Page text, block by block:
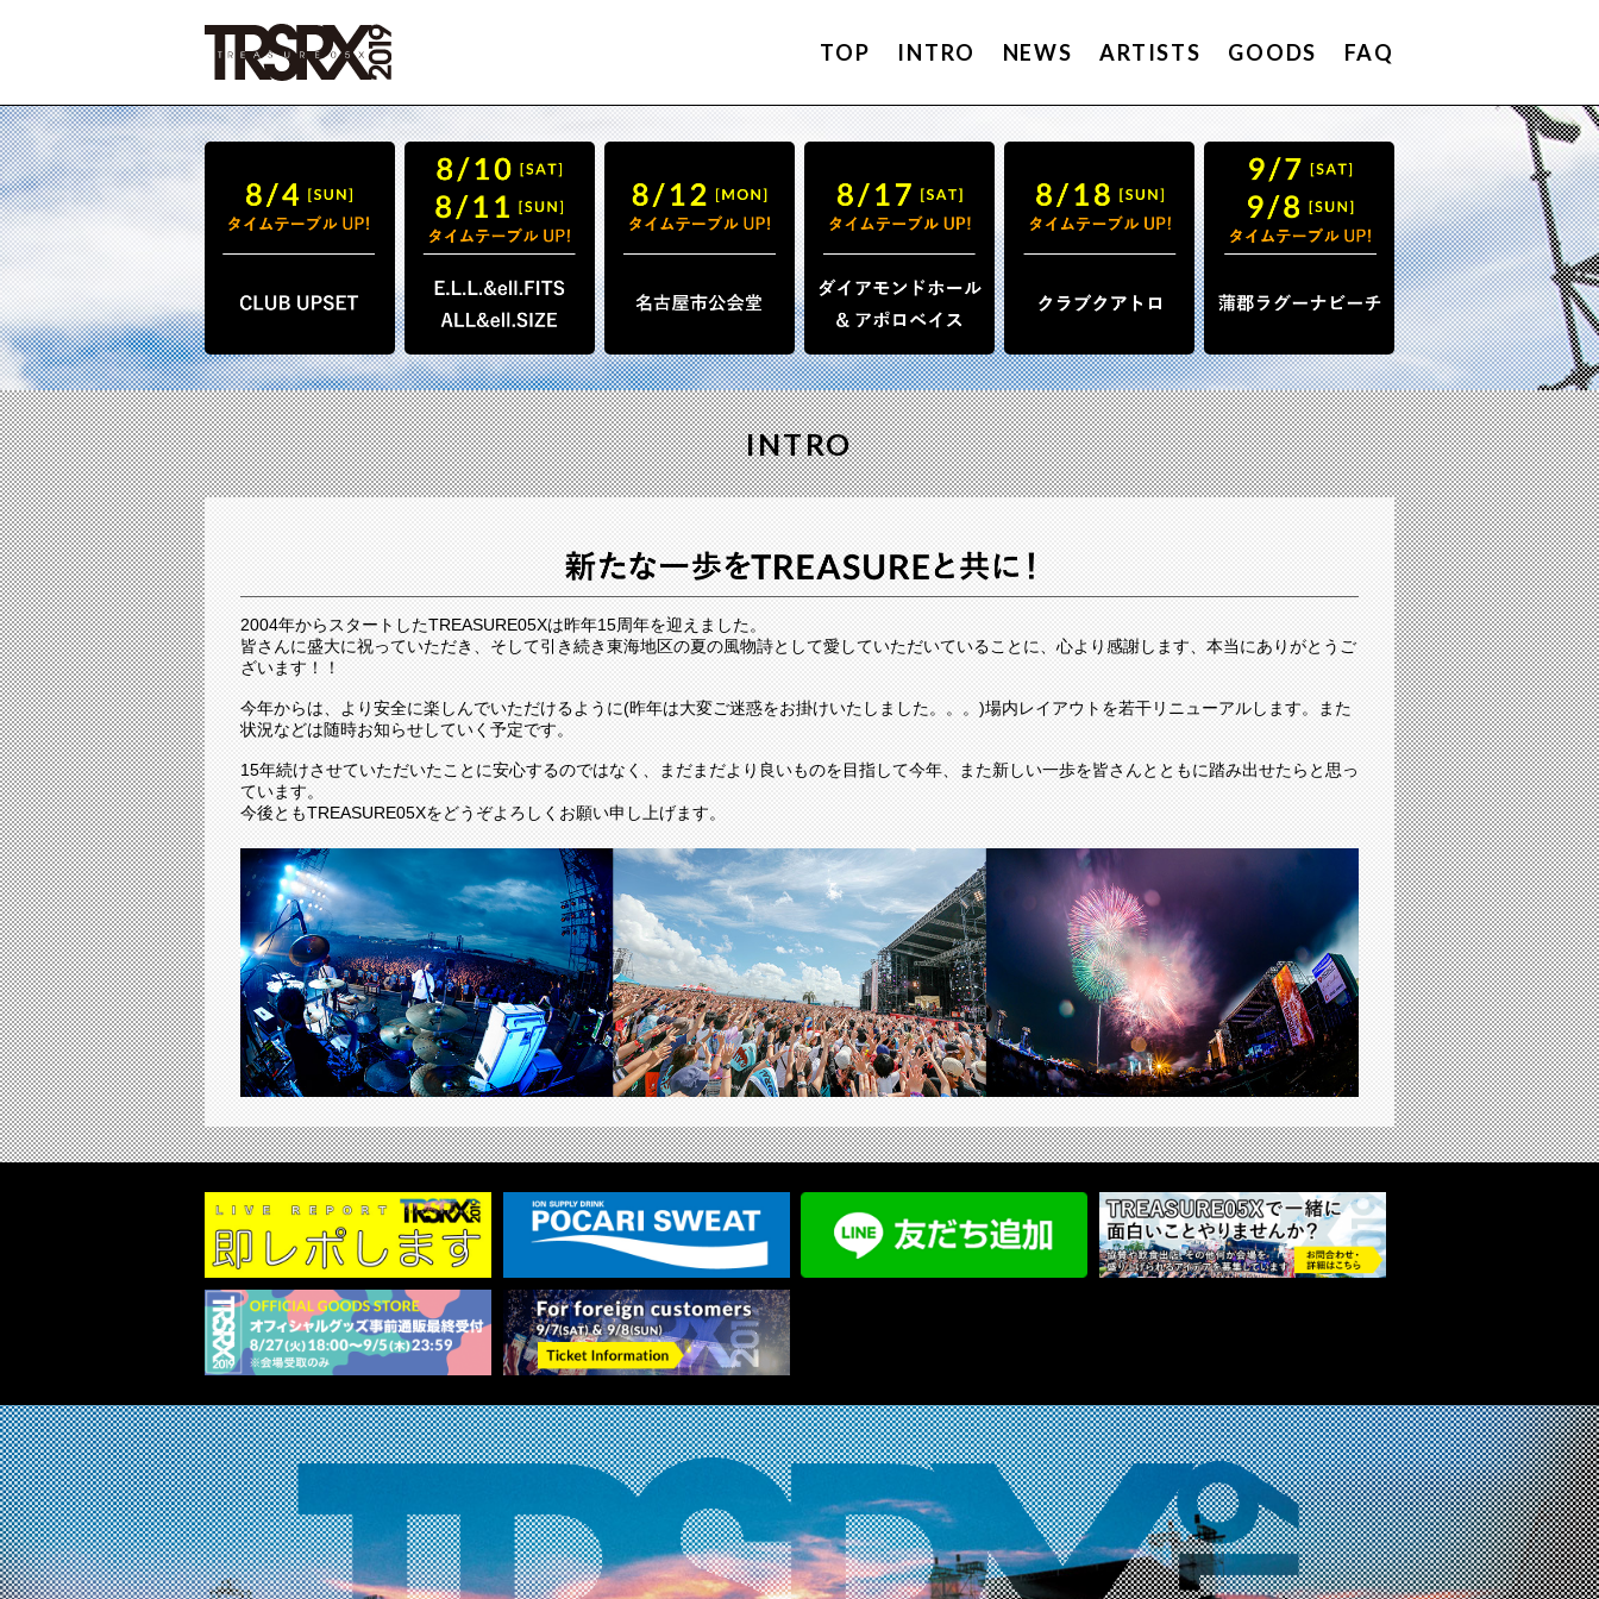
TOP INTRO NEWS ARTISTS GOODS FAQ
INTRO
2004年からスタートしたTREASURE05Xは昨年15周年を迎えました。
皆さんに盛大に祝っていただき、そして引き続き東海地区の夏の風物詩として愛していただいていることに、心より感謝します、本当にありがとうご
ざいます！！
今年からは、より安全に楽しんでいただけるように(昨年は大変ご迷惑をお掛けいたしました。。。)場内レイアウトを若干リニューアルします。また
状況などは随時お知らせしていく予定です。
15年続けさせていただいたことに安心するのではなく、まだまだより良いものを目指して今年、また新しい一歩を皆さんとともに踏み出せたらと思っ
ています。
今後ともTREASURE05Xをどうぞよろしくお願い申し上げます。